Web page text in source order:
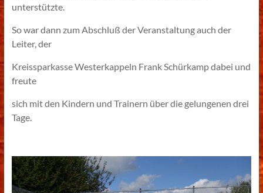
unterstützte.
So war dann zum Abschluß der Veranstaltung auch der
Leiter, der
Kreissparkasse Westerkappeln Frank Schürkamp dabei und
freute
sich mit den Kindern und Trainern über die gelungenen drei
Tage.